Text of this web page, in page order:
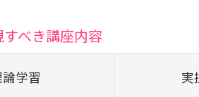
べき講座内容
学習 実